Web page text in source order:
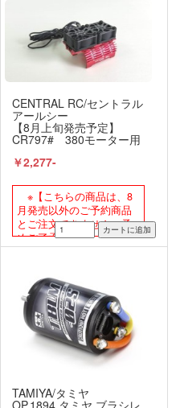
CENTRAL RC/セントラル
アールシー
【8月上旬発売予定】
CR797# 380モーター用
ファン付アルミモーター
ヒートシンク 【ダブル/レ
￥2,277-
※【こちらの商品は、8
月発売以外のご予約商品
とご注文できません。予
めご了承下さい。】
TAMIYA/タミヤ
OP.1894 タミヤ ブラシレ